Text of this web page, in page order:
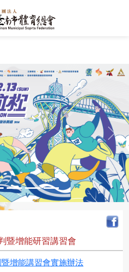
Next
暨增能研習講習會
增能講習會實施辦法